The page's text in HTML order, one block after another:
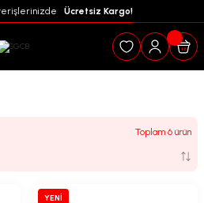
Ücretsiz Kargo!
Toplam 6 ürün
YENİ
SGCB